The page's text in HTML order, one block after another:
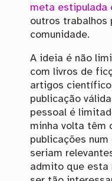
meta estipulada
outros trabalhos
comunidade.
A ideia é não
com livros de
artigos
publicação
pessoal é
minha volta têm
publicações
seriam
admito que esta